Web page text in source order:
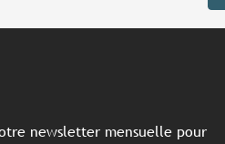
newsletter mensuelle pour